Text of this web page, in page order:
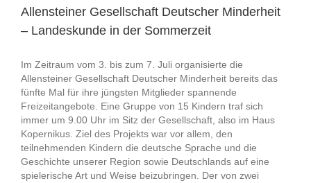
Allensteiner Gesellschaft Deutscher Minderheit
– Landeskunde in der Sommerzeit
Im Zeitraum vom 3. bis zum 7. Juli organisierte die
Allensteiner Gesellschaft Deutscher Minderheit bereits das
fünfte Mal für ihre jüngsten Mitglieder spannende
Freizeitangebote. Eine Gruppe von 15 Kindern traf sich
immer um 9.00 Uhr im Sitz der Gesellschaft, also im Haus
Kopernikus. Ziel des Projekts war vor allem, den
teilnehmenden Kindern die deutsche Sprache und die
Geschichte unserer Region sowie Deutschlands auf eine
spielerische Art und Weise beizubringen. Der von zwei